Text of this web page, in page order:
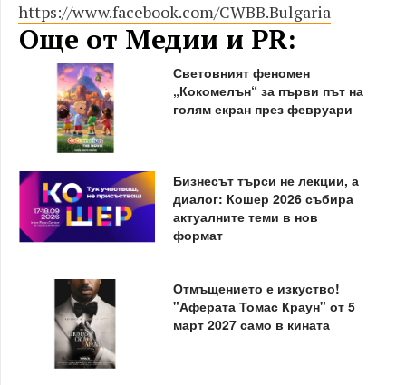
https://www.facebook.com/CWBB.Bulgaria
Още от Медии и PR:
Световният феномен
„Кокомелън“ за първи път на
голям екран през февруари
Бизнесът търси не лекции, а
диалог: Кошер 2026 събира
актуалните теми в нов
формат
Отмъщението е изкуство!
"Аферата Томас Краун" от 5
март 2027 само в кината